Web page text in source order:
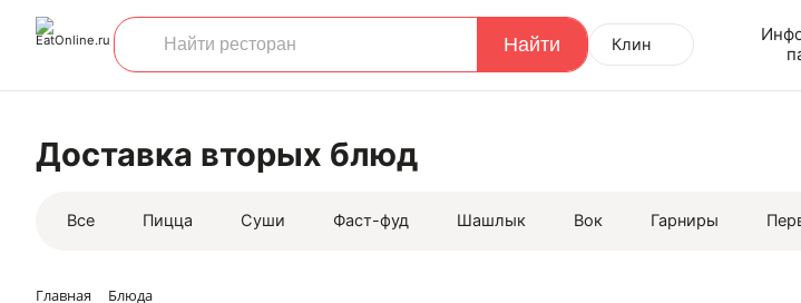
Клин
Доставка вторых блюд
Все Пицца Суши Фаст-фуд Шашлык Вок Гарниры
Главная Блюда